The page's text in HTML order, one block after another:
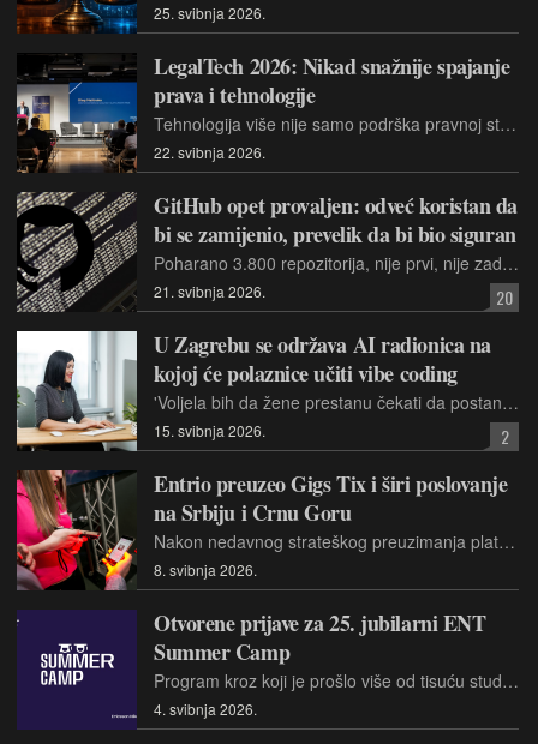
25. svibnja 2026.
LegalTech 2026: Nikad snažnije spajanje
prava i tehnologije
Tehnologija više nije samo podrška pravnoj struci; ona polako postaje njezin temelj. I dok se profesija stara dva tisućljeća suočava s najdubljom reformom u svojoj dugoj povijesti, organizirali smo osmu konferenciju LegalTech
22. svibnja 2026.
GitHub opet provaljen: odveć koristan da
bi se zamijenio, prevelik da bi bio siguran
Poharano 3.800 repozitorija, nije prvi, nije zadnji put. Kako je postalo normalno da razvojna infrastruktura 180 milijuna programera i 90% najvećih svjetskih korporacija živi na jednoj adresi, u vlasništvu jedne kompanije, bez ozbiljne alternative?
21. svibnja 2026. 20
U Zagrebu se održava AI radionica na
kojoj će polaznice učiti vibe coding
'Voljela bih da žene prestanu čekati da postanu dovoljno tehnički spremne za AI. Ne morate znati sve. Dovoljno je da ste znatiželjne i spremne probati', napominje voditeljica radionice
15. svibnja 2026. 2
Entrio preuzeo Gigs Tix i širi poslovanje
na Srbiju i Crnu Goru
Nakon nedavnog strateškog preuzimanja platforme Ulaznice.hr, Entrio grupa povlači još jedan ključan potez u svojoj regionalnoj ekspanziji. Službeno je potvrđena akvizicija Gigs Tixa, jedne od najprepoznatljivijih ticketing platformi u Srbiji i Crnoj Gori
8. svibnja 2026.
Otvorene prijave za 25. jubilarni ENT
Summer Camp
Program kroz koji je prošlo više od tisuću studenata i mnogima bio prvi korak u karijeri ponovno traži novu generaciju polaznika
4. svibnja 2026.